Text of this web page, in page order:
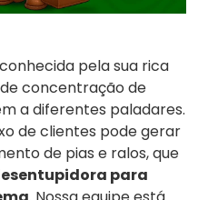
pela sua rica
concentração de
a diferentes paladares.
de clientes pode gerar
de pias e ralos, que
para